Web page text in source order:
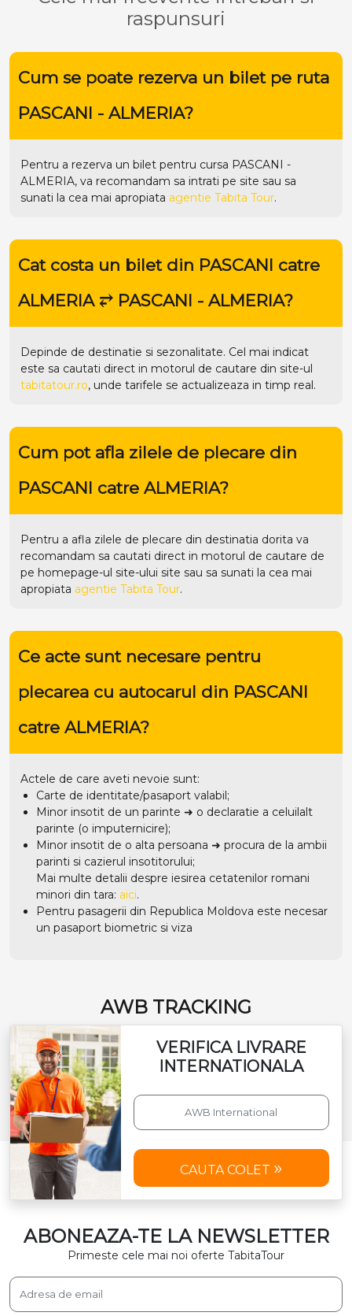
raspunsuri
Cum se poate rezerva un bilet pe ruta
PASCANI - ALMERIA?
Pentru a rezerva un bilet pentru cursa PASCANI -
ALMERIA, va recomandam sa intrati pe site sau sa
sunati la cea mai apropiata agentie Tabita Tour.
Cat costa un bilet din PASCANI catre
ALMERIA ⥂ PASCANI - ALMERIA?
Depinde de destinatie si sezonalitate. Cel mai indicat
este sa cautati direct in motorul de cautare din site-ul
tabitatour.ro, unde tarifele se actualizeaza in timp real.
Cum pot afla zilele de plecare din
PASCANI catre ALMERIA?
Pentru a afla zilele de plecare din destinatia dorita va
recomandam sa cautati direct in motorul de cautare de
pe homepage-ul site-ului site sau sa sunati la cea mai
apropiata agentie Tabita Tour.
Ce acte sunt necesare pentru
plecarea cu autocarul din PASCANI
catre ALMERIA?
Actele de care aveti nevoie sunt:
Carte de identitate/pasaport valabil;
Minor insotit de un parinte ➜ o declaratie a celuilalt
parinte (o imputernicire);
Minor insotit de o alta persoana ➜ procura de la ambii
parinti si cazierul insotitorului;
Mai multe detalii despre iesirea cetatenilor romani
minori din tara: aici.
Pentru pasagerii din Republica Moldova este necesar
un pasaport biometric si viza
AWB TRACKING
VERIFICA LIVRARE
INTERNATIONALA
CAUTA COLET
ABONEAZA-TE LA NEWSLETTER
Primeste cele mai noi oferte TabitaTour